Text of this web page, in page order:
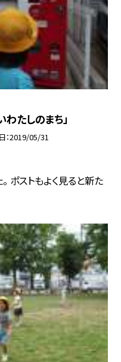
わたしのまち」
2019/05/31
ポストもよく見ると新た